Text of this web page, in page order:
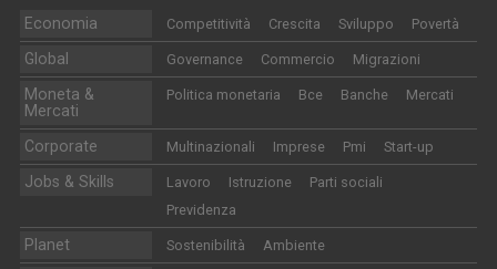
Economia Competitività Crescita Sviluppo Povertà
Global Governance Commercio Migrazioni
Moneta &
Mercati
Politica monetaria Bce Banche Mercati
Corporate Multinazionali Imprese Pmi Start-up
Jobs & Skills Lavoro Istruzione
Parti sociali
Previdenza
Planet Sostenibilità Ambiente